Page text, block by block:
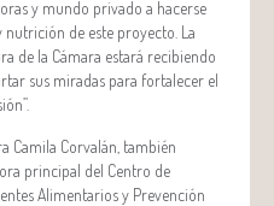
y mundo privado a hacerse
nutrición de este proyecto. La
de la Cámara estará recibiendo
sus miradas para fortalecer el
Camila Corvalán, también
principal del Centro de
Alimentarios y Prevención